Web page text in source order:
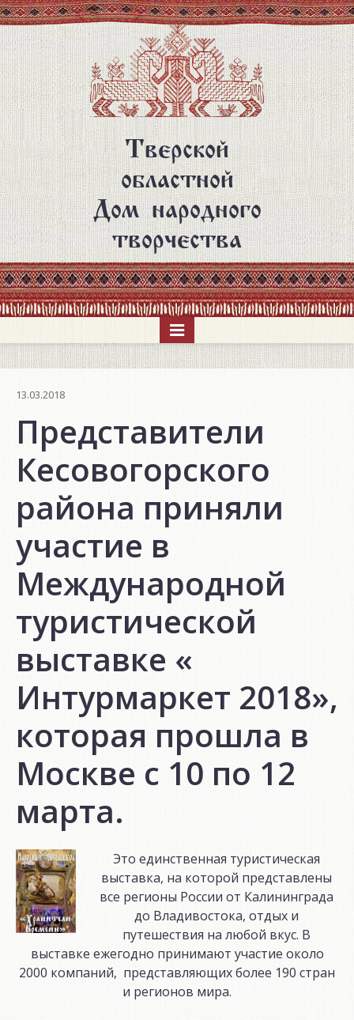
Перейти
к
основному
содержанию
Тверской
областной
Дом народного
творчества
13.03.2018
Представители
Кесовогорского
района приняли
участие в
Международной
туристической
выставке «
Интурмаркет 2018»,
которая прошла в
Москве с 10 по 12
марта.
Это единственная туристическая
выставка, на которой представлены
все регионы России от Калининграда
до Владивостока, отдых и
путешествия на любой вкус. В
выставке ежегодно принимают участие около
2000 компаний, представляющих более 190 стран
и регионов мира.